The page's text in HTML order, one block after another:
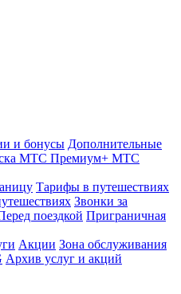
и бонусы Дополнительные
МТС Премиум+ МТС
Тарифы в путешествиях
Звонки за
поездкой Приграничная
Акции Зона обслуживания
Архив услуг и акций